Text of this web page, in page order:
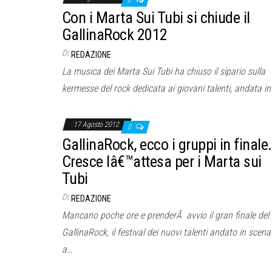
Con i Marta Sui Tubi si chiude il
GallinaRock 2012
Di REDAZIONE
La musica dei Marta Sui Tubi ha chiuso il sipario sulla
kermesse del rock dedicata ai giovani talenti, andata
17 Agosto 2012 0
GallinaRock, ecco i gruppi in finale.
Cresce lâ€™attesa per i Marta sui
Tubi
Di REDAZIONE
Mancano poche ore e prenderÃ avvio il gran finale del
GallinaRock, il festival dei nuovi talenti andato in scena
a…